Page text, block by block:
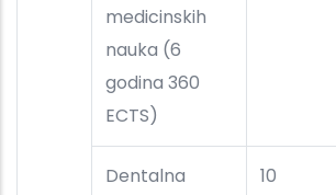
medicinskih
nauka (6
godina 360
ECTS)
Dentalna
10